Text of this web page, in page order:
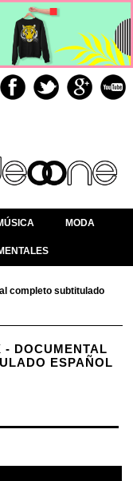
MODA
completo subtitulado
- DOCUMENTAL
ESPAÑOL